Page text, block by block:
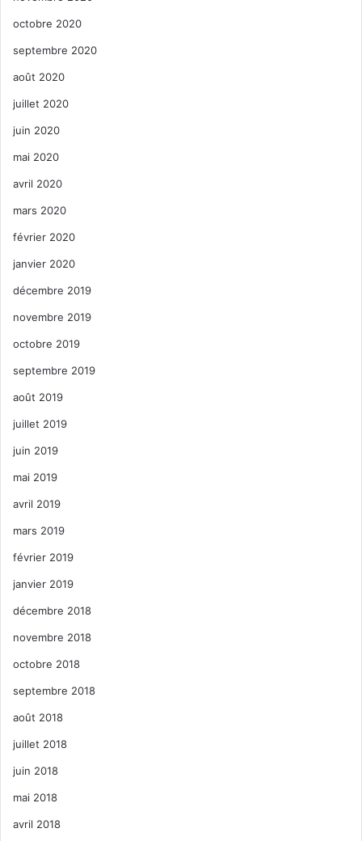
octobre 2020
septembre 2020
août 2020
juillet 2020
juin 2020
mai 2020
avril 2020
mars 2020
février 2020
janvier 2020
décembre 2019
novembre 2019
octobre 2019
septembre 2019
août 2019
juillet 2019
juin 2019
mai 2019
avril 2019
mars 2019
février 2019
janvier 2019
décembre 2018
novembre 2018
octobre 2018
septembre 2018
août 2018
juillet 2018
juin 2018
mai 2018
avril 2018